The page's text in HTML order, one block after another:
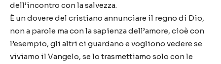
dell’incontro con la salvezza.
È un dovere del cristiano annunciare il regno di Dio,
non a parole ma con la sapienza dell’amore, cioè con
l’esempio, gli altri ci guardano e vogliono vedere se
viviamo il Vangelo, se lo trasmettiamo solo con le